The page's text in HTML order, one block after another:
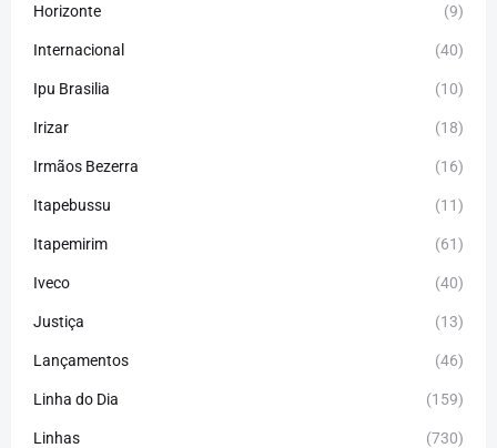
Horizonte (9)
Internacional (40)
Ipu Brasilia (10)
Irizar (18)
Irmãos Bezerra (16)
Itapebussu (11)
Itapemirim (61)
Iveco (40)
Justiça (13)
Lançamentos (46)
Linha do Dia (159)
Linhas (730)